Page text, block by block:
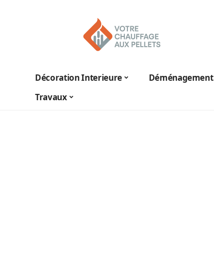
Décoration Interieure Déménagement
Travaux